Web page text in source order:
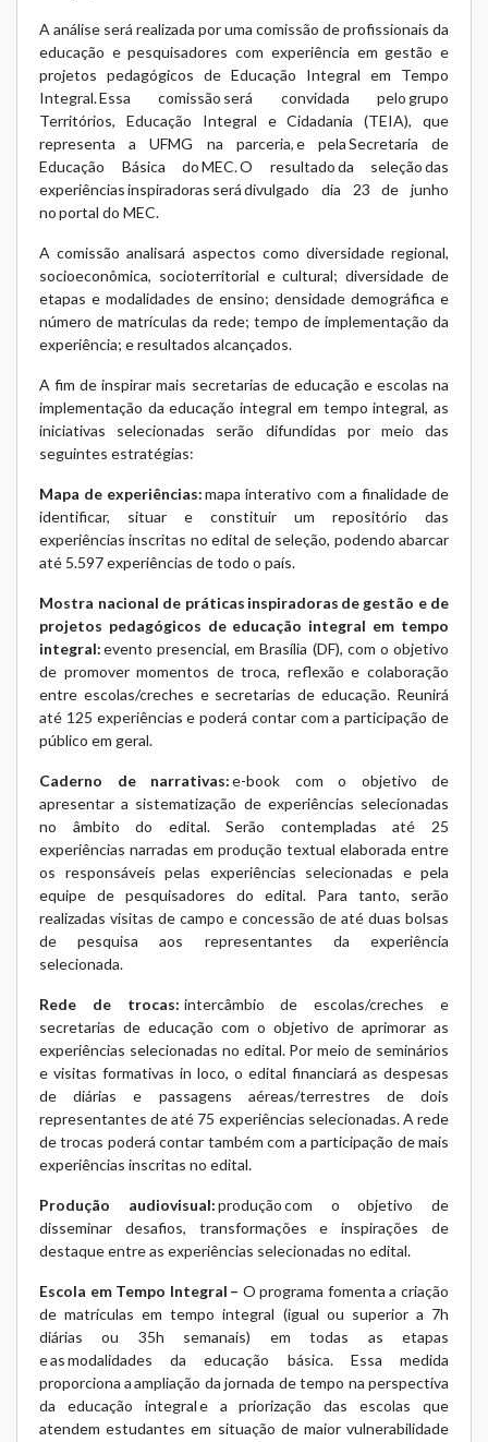
A análise será realizada por uma comissão de profissionais da
educação e pesquisadores com experiência em gestão e
projetos pedagógicos de Educação Integral em Tempo
Integral. Essa comissão será convidada pelo grupo
Territórios, Educação Integral e Cidadania (TEIA), que
representa a UFMG na parceria, e pela Secretaria de
Educação Básica do MEC. O resultado da seleção das
experiências inspiradoras será divulgado dia 23 de junho
no portal do MEC.
A comissão analisará aspectos como diversidade regional,
socioeconômica, socioterritorial e cultural; diversidade de
etapas e modalidades de ensino; densidade demográfica e
número de matrículas da rede; tempo de implementação da
experiência; e resultados alcançados.
A fim de inspirar mais secretarias de educação e escolas na
implementação da educação integral em tempo integral, as
iniciativas selecionadas serão difundidas por meio das
seguintes estratégias:
Mapa de experiências:mapa interativo com a finalidade de
identificar, situar e constituir um repositório das
experiências inscritas no edital de seleção, podendo abarcar
até 5.597 experiências de todo o país.
Mostra nacional de práticas inspiradoras de gestão e de
projetos pedagógicos de educação integral em tempo
integral:evento presencial, em Brasília (DF), com o objetivo
de promover momentos de troca, reflexão e colaboração
entre escolas/creches e secretarias de educação. Reunirá
até 125 experiências e poderá contar com a participação de
público em geral.
Caderno de narrativas:e-book com o objetivo de
apresentar a sistematização de experiências selecionadas
no âmbito do edital. Serão contempladas até 25
experiências narradas em produção textual elaborada entre
os responsáveis pelas experiências selecionadas e pela
equipe de pesquisadores do edital. Para tanto, serão
realizadas visitas de campo e concessão de até duas bolsas
de pesquisa aos representantes da experiência
selecionada.
Rede de trocas: intercâmbio de escolas/creches e
secretarias de educação com o objetivo de aprimorar as
experiências selecionadas no edital. Por meio de seminários
e visitas formativas in loco, o edital financiará as despesas
de diárias e passagens aéreas/terrestres de dois
representantes de até 75 experiências selecionadas. A rede
de trocas poderá contar também com a participação de mais
experiências inscritas no edital.
Produção audiovisual:produção com o objetivo de
disseminar desafios, transformações e inspirações de
destaque entre as experiências selecionadas no edital.
Escola em Tempo Integral – O programa fomenta a criação
de matrículas em tempo integral (igual ou superior a 7h
diárias ou 35h semanais) em todas as etapas
e as modalidades da educação básica. Essa medida
proporciona a ampliação da jornada de tempo na perspectiva
da educação integral e a priorização das escolas que
atendem estudantes em situação de maior vulnerabilidade